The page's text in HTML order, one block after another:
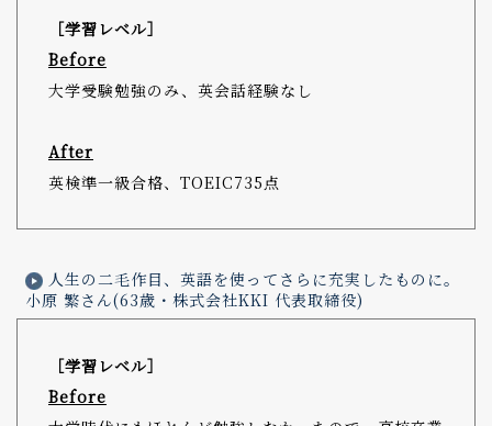
［学習レベル］
Before
大学受験勉強のみ、英会話経験なし
After
英検準一級合格、TOEIC735点
人生の二毛作目、英語を使ってさらに充実したものに。
小原 繁さん(63歳・株式会社KKI 代表取締役)
［学習レベル］
Before